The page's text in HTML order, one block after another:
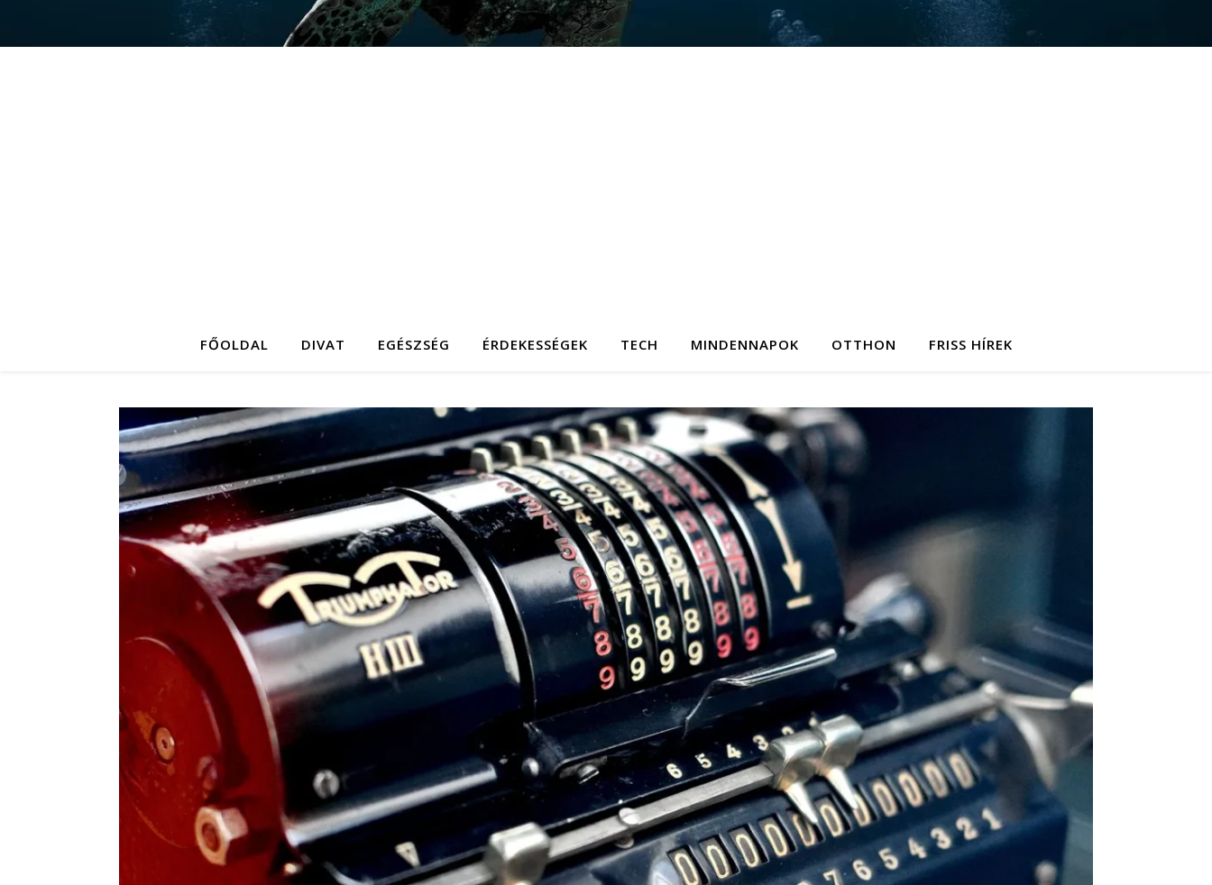
FŐOLDAL DIVAT EGÉSZSÉG ÉRDEKESSÉGEK TECH MINDENNAPOK OTTHON FRISS HÍREK